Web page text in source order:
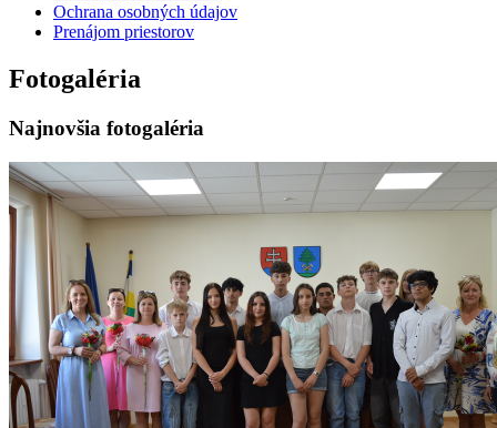
Ochrana osobných údajov
Prenájom priestorov
Fotogaléria
Najnovšia fotogaléria